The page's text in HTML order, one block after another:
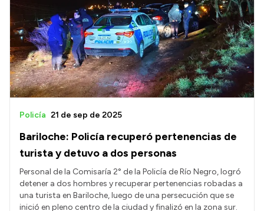
Bariloche: Policía recuperó pertenencias de
turista y detuvo a dos personas
Policía 21 de sep de 2025
Personal de la Comisaría 2° de la Policía de Río Negro, logró
detener a dos hombres y recuperar pertenencias robadas a
una turista en Bariloche, luego de una persecución que se
inició en pleno centro de la ciudad y finalizó en la zona sur.